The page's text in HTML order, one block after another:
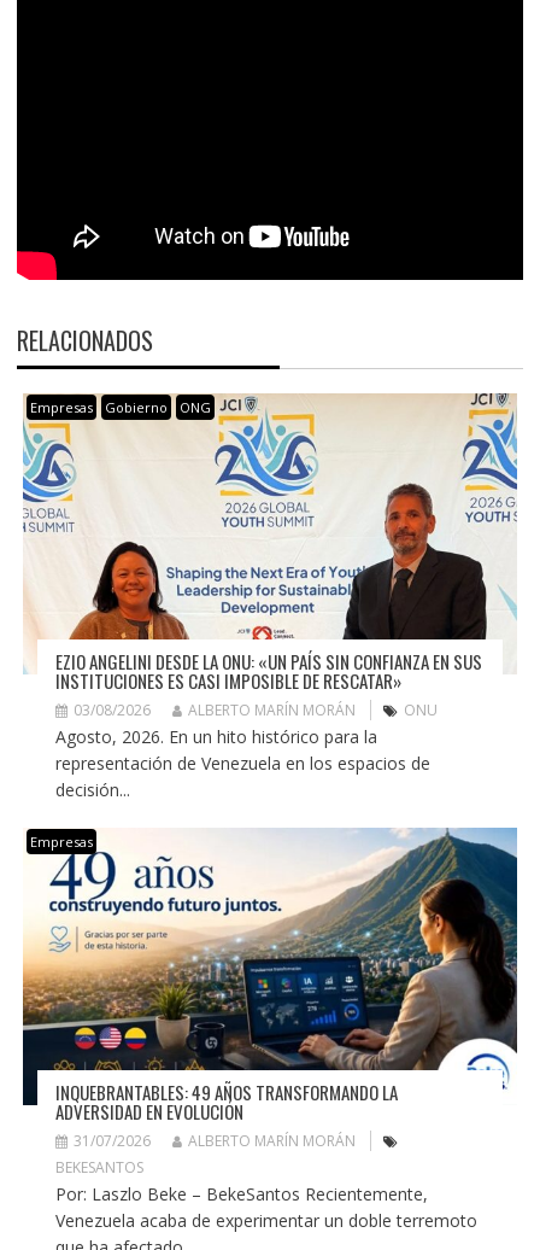
RELACIONADOS
Empresas Gobierno ONG
EZIO ANGELINI DESDE LA ONU: «UN PAÍS SIN CONFIANZA EN SUS
INSTITUCIONES ES CASI IMPOSIBLE DE RESCATAR»
03/08/2026 ALBERTO MARÍN MORÁN ONU
Agosto, 2026. En un hito histórico para la
representación de Venezuela en los espacios de
decisión...
Empresas
INQUEBRANTABLES: 49 AÑOS TRANSFORMANDO LA
ADVERSIDAD EN EVOLUCIÓN
31/07/2026
ALBERTO MARÍN MORÁN
BEKESANTOS
Por: Laszlo Beke – BekeSantos Recientemente,
Venezuela acaba de experimentar un doble terremoto